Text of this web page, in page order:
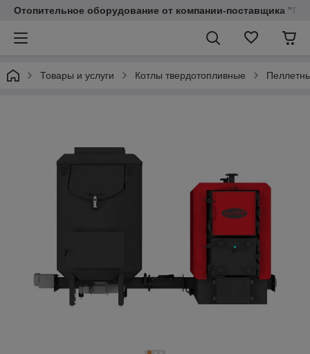
Отопительное оборудование от компании-поставщика
Товары и услуги Котлы твердотопливные